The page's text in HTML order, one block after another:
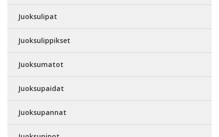
Juoksulipat
Juoksulippikset
Juoksumatot
Juoksupaidat
Juoksupannat